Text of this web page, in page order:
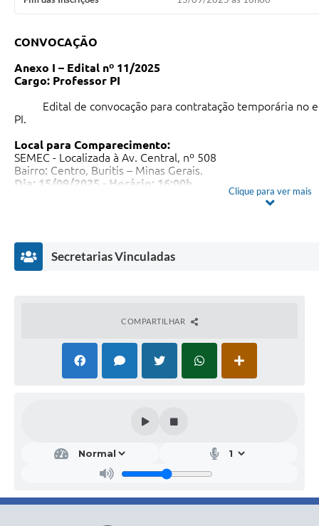
CONVOCAÇÃO
Anexo I – Edital nº 11/2025
Cargo: Professor PI
Edital de convocação para contratação temporária no
PI.
Local para Comparecimento:
SEMEC - Localizada à Av. Central, nº 508
Bairro: Centro, Buritis – Minas Gerais.
Dia: 15/09/2025 - Horário: 16:00h.
(Reforço Escolar)
E. M. CÂNDIDO JOSÉ LOPES
O candidato que não comparecer no dia, local e hora
Eliene Aparecida T. da Silva
Secretária Municipal de Educação e Cultura
Clique para ver mais
Secretarias Vinculadas
etar
pal
COMPARTILHAR